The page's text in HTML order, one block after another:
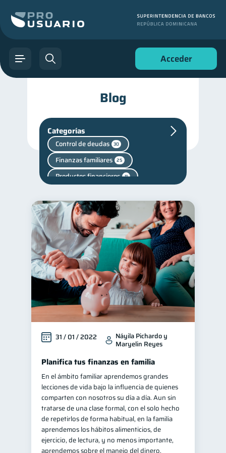
Acceder
Blog
Categorías
Control de deudas 30
Finanzas familiares 25
Productos financieros 11
Cuenta Inactiva
Fraudes 1 Mipymes 1
Finanzas personales 44
Manejo de deudas
Educación financiera 31
Finanzas para jóvenes 30
Inclusión financiera 22
Bienestar financiero 22
Finanzas para mujeres 20
Organización Financiera 10
Deudas
Entidad financiera 8
Préstamos Ahorro
6
31 / 01 / 2022 Náyila Pichardo y
Maryelin Reyes
Planifica tus finanzas en familia
En el ámbito familiar aprendemos grandes
lecciones de vida bajo la influencia de quienes
comparten con nosotros su día a día. Aun sin
tratarse de una clase formal, con el solo hecho
de repetirlos de forma habitual, en la familia
aprendemos los hábitos alimenticios, de
ejercicio, de lectura, y no menos importante,
aprendemos sobre el manejo del dinero.